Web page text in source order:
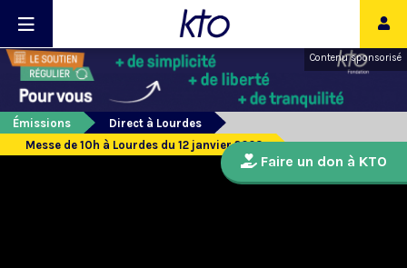
Contenu sponsorisé
Émissions
Direct à Lourdes
Messe de 10h à Lourdes du 12 janvier 2023
Faire un don à KTO